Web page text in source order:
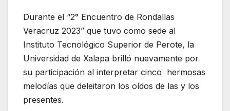
Durante el “2° Encuentro de Rondallas
Veracruz 2023” que tuvo como sede al
Instituto Tecnológico Superior de Perote, la
Universidad de Xalapa brilló nuevamente por
su participación al interpretar cinco hermosas
melodías que deleitaron los oídos de las y los
presentes.